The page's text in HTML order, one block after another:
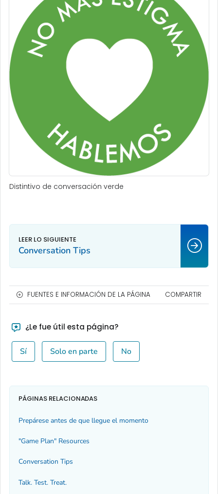
Distintivo de conversación verde
Conversation Tips
FUENTES E INFORMACIÓN DE LA PÁGINA COMPARTIR
¿Le fue útil esta página?
Sí Solo en parte No
PÁGINAS RELACIONADAS
Prepárese antes de que llegue el momento
"Game Plan" Resources
Conversation Tips
Talk. Test. Treat.